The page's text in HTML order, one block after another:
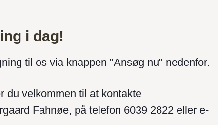
i dag!
til os via knappen "Ansøg nu" nedenfor.
du velkommen til at kontakte
Fahnøe, på telefon 6039 2822 eller e-